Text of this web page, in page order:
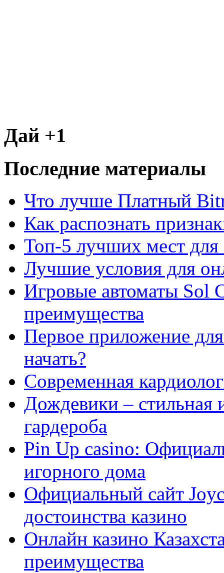
Дай +1
Последние материалы
Что лучше Платный
Как распознать
Топ-5 лучших мест для
Лучшие условия для
Игровые автоматы Sol
преимущества
Первое приложение
начать?
Современная
Дождевики – стильная
гардероба
Pin Up casino:
игорного дома
Официальный сайт
достоинства казино
Онлайн казино
преимущества